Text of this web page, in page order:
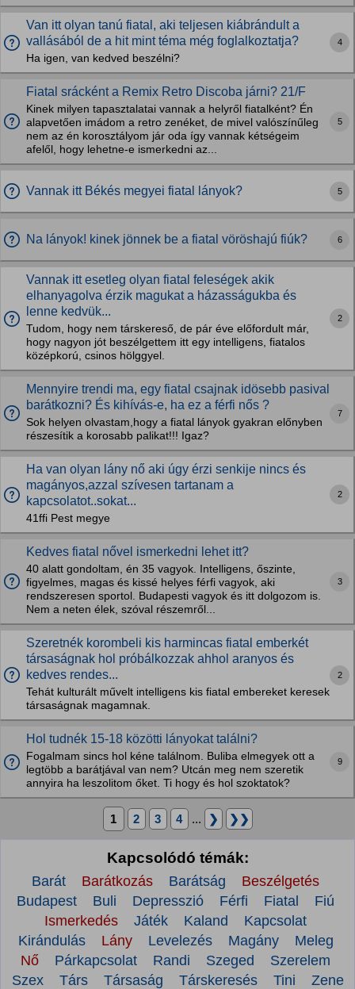
Van itt olyan tanú fiatal, aki teljesen kiábrándult a
vallásából de a hit mint téma még foglalkoztatja?
Ha igen, van kedved beszélni?
4
Fiatal srácként a Remix Retro Discoba járni? 21/F
Kinek milyen tapasztalatai vannak a helyről fiatalként? Én
alapvetően imádom a retro zenéket, de mivel valószínűleg
nem az én korosztályom jár oda így vannak kétségeim
afelől, hogy lehetne-e ismerkedni az...
5
Vannak itt Békés megyei fiatal lányok? 5
Na lányok! kinek jönnek be a fiatal vöröshajú fiúk? 6
Vannak itt esetleg olyan fiatal feleségek akik
elhanyagolva érzik magukat a házasságukba és
lenne kedvük...
Tudom, hogy nem társkereső, de pár éve előfordult már,
hogy nagyon jót beszélgettem itt egy intelligens, fiatalos
középkorú, csinos hölggyel.
2
Mennyire trendi ma, egy fiatal csajnak idösebb pasival
barátkozni? És kihívás-e, ha ez a férfi nős ?
Sok helyen olvastam,hogy a fiatal lányok gyakran előnyben
részesítik a korosabb palikat!!! Igaz?
7
Ha van olyan lány nő aki úgy érzi senkije nincs és
magányos,azzal szívesen tartanam a
kapcsolatot..sokat...
41ffi Pest megye
2
Kedves fiatal nővel ismerkedni lehet itt?
40 alatt gondoltam, én 35 vagyok. Intelligens, őszinte,
figyelmes, magas és kissé helyes férfi vagyok, aki
rendszeresen sportol. Budapesti vagyok és itt dolgozom is.
Nem a neten élek, szóval részemről...
3
Szeretnék korombeli kis harmincas fiatal emberkét
társaságnak hol próbálkozzak ahhol aranyos és
kedves rendes...
Tehát kulturált művelt intelligens kis fiatal embereket keresek
társaságnak magamnak.
2
Hol tudnék 15-18 közötti lányokat találni?
Fogalmam sincs hol kéne találnom. Buliba elmegyek ott a
legtöbb a barátjával van nem? Utcán meg nem szeretik
annyira ha leszolitom őket. Ti hogy és hol szoktatok?
9
1 2 3 4 ... ❯ ❯❯
Kapcsolódó témák:
Barát Barátkozás Barátság
Beszélgetés
Budapest
Buli Depresszió Férfi Fiatal
Fiú
Ismerkedés
Játék Kaland
Kapcsolat
Kirándulás
Lány Levelezés Magány
Meleg
Nő
Párkapcsolat Randi Szeged
Szerelem
Szex
Társ Társaság Társkeresés Tini Zene